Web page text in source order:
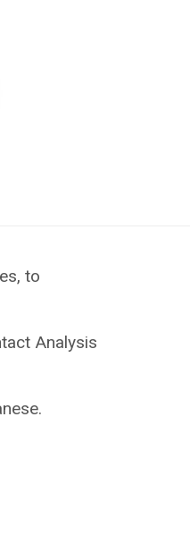
to
Analysis